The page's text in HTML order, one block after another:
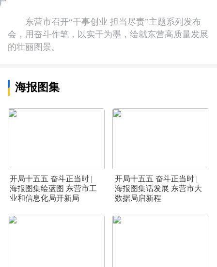
东营市召开“干事创业 担当尽责”主题系列发布
会，用奋斗作笔，以实干为墨，绘就东营高质量发展
的壮丽图景。
海报图集
开局十五五 奋斗正当时 |
海报图集绘蓝图 东营市工
业和信息化局开新局
开局十五五 奋斗正当时 |
海报图集话发展 东营市大
数据局启新程